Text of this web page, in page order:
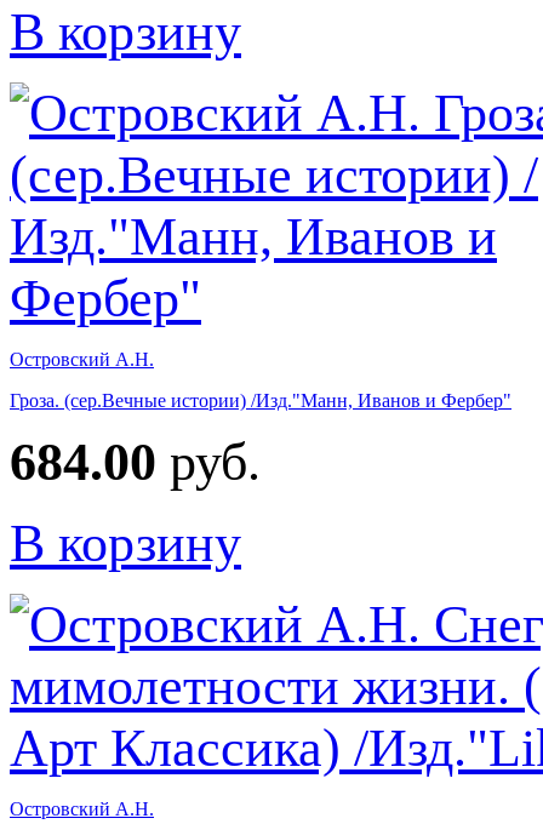
В корзину
Островский А.Н.
Гроза. (сер.Вечные истории) /Изд."Манн, Иванов и Фербер"
684.00 руб.
В корзину
Островский А.Н.